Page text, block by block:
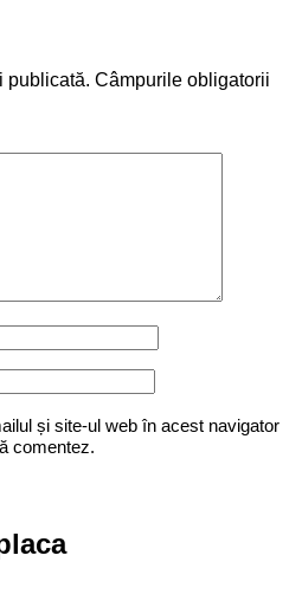
publicată. Câmpurile obligatorii
și site-ul web în acest navigator
comentez.